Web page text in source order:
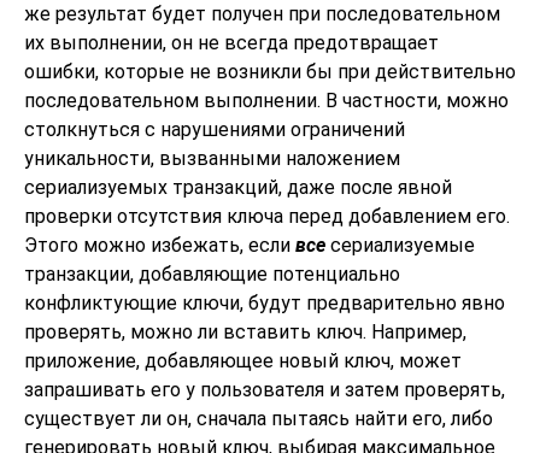
же результат будет получен при последовательном
их выполнении, он не всегда предотвращает
ошибки, которые не возникли бы при действительно
последовательном выполнении. В частности, можно
столкнуться с нарушениями ограничений
уникальности, вызванными наложением
сериализуемых транзакций, даже после явной
проверки отсутствия ключа перед добавлением его.
Этого можно избежать, если все сериализуемые
транзакции, добавляющие потенциально
конфликтующие ключи, будут предварительно явно
проверять, можно ли вставить ключ. Например,
приложение, добавляющее новый ключ, может
запрашивать его у пользователя и затем проверять,
существует ли он, сначала пытаясь найти его, либо
генерировать новый ключ, выбирая максимальное